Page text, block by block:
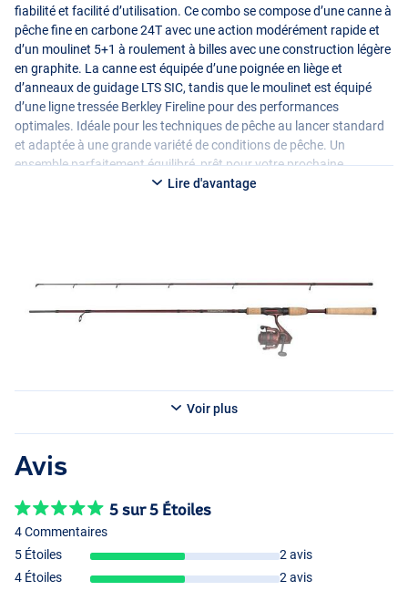
fiabilité et facilité d’utilisation. Ce combo se compose d’une canne à
pêche fine en carbone 24T avec une action modérément rapide et
d’un moulinet 5+1 à roulement à billes avec une construction légère
en graphite. La canne est équipée d’une poignée en liège et
d’anneaux de guidage LTSSIC, tandis que le moulinet est équipé
d’une ligne tressée Berkley Fireline pour des performances
optimales. Idéale pour les techniques de pêche au lancer standard
et adaptée à une grande variété de conditions de pêche. Un
ensemble parfaitement équilibré, prêt pour votre prochaine
- Poids au lancer : 3-14g
- Taille du moulinet : 1000
- Poids au lancer : 10-30g
- Taille du moulinet : 2000
- Rapport de vitesse : 5.2:1
- Portée : 64cm
Abu Garcia Tormentor2 Spinning Combo 2.13m (5-21g)
- Longueur : 2.13m
- Poids au lancer : 5-21g
Lire d'avantage
Voir plus
Avis
5 sur 5 Étoiles
4 Commentaires
5 Étoiles
2 avis
4 Étoiles
2 avis